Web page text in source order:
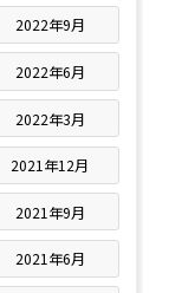
2022年9月
2022年6月
2022年3月
2021年12月
2021年9月
2021年6月